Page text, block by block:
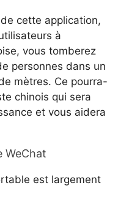
cette application,
à
vous tomberez
personnes dans un
mètres. Ce pourra-
chinois qui sera
et vous aidera
WeChat
est largement